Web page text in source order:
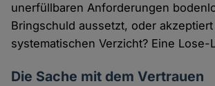
unerfüllbaren Anforderungen
Bringschuld aussetzt, oder
systematischen Verzicht? Eine Lose-
Die Sache mit dem Vertrauen